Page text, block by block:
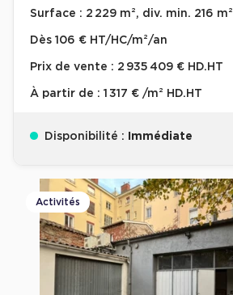
Surface : 2 229 m², div. min. 216 m²
Dès 106 € HT/HC/m²/an
Prix de vente : 2 935 409 € HD.HT
À partir de : 1 317 € /m² HD.HT
Disponibilité : Immédiate
Activités